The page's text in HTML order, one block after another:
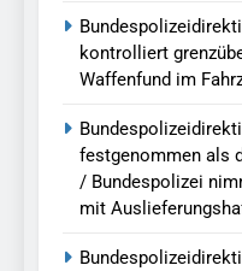
kontrolliert
Waffenfund im
festgenommen als
/ Bundespolizei
mit